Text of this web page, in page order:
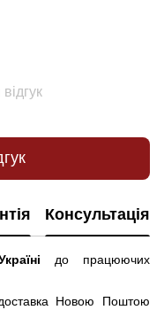
Консультація
до працюючих
Новою Поштою